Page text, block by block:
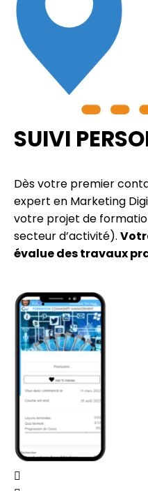
SUIVI
Dès votre premier
expert en Marketing
votre projet de
secteur d’activité).
évalue des travaux